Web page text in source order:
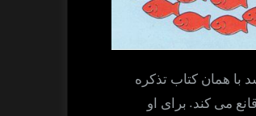
با همان کتاب تذکره
می کند. برای او